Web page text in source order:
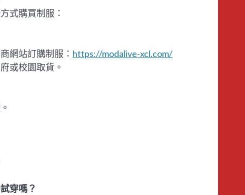
式購買制服：
網站訂購制服： https://modalive-xcl.com/
或校園取貨。
穿嗎？